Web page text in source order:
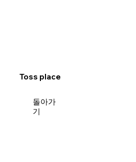
Toss place
돌아가
기